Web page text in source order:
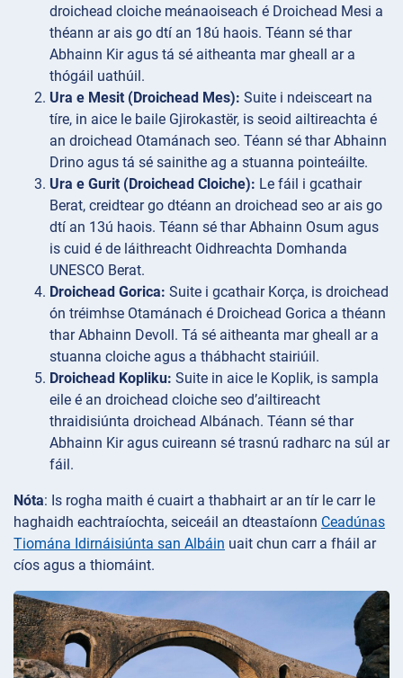
droichead cloiche meánaoiseach é Droichead Mesi a
théann ar ais go dtí an 18ú haois. Téann sé thar
Abhainn Kir agus tá sé aitheanta mar gheall ar a
thógáil uathúil.
Ura e Mesit (Droichead Mes): Suite i ndeisceart na
tíre, in aice le baile Gjirokastër, is seoid ailtireachta é
an droichead Otamánach seo. Téann sé thar Abhainn
Drino agus tá sé sainithe ag a stuanna pointeáilte.
Ura e Gurit (Droichead Cloiche): Le fáil i gcathair
Berat, creidtear go dtéann an droichead seo ar ais go
dtí an 13ú haois. Téann sé thar Abhainn Osum agus
is cuid é de láithreacht Oidhreachta Domhanda
UNESCO Berat.
Droichead Gorica: Suite i gcathair Korça, is droichead
ón tréimhse Otamánach é Droichead Gorica a théann
thar Abhainn Devoll. Tá sé aitheanta mar gheall ar a
stuanna cloiche agus a thábhacht stairiúil.
Droichead Kopliku: Suite in aice le Koplik, is sampla
eile é an droichead cloiche seo d’ailtireacht
thraidisiúnta droichead Albánach. Téann sé thar
Abhainn Kir agus cuireann sé trasnú radharc na súl ar
fáil.
Nóta: Is rogha maith é cuairt a thabhairt ar an tír le carr le
haghaidh eachtraíochta, seiceáil an dteastaíonn Ceadúnas
Tiomána Idirnáisiúnta san Albáin uait chun carr a fháil ar
cíos agus a thiomáint.